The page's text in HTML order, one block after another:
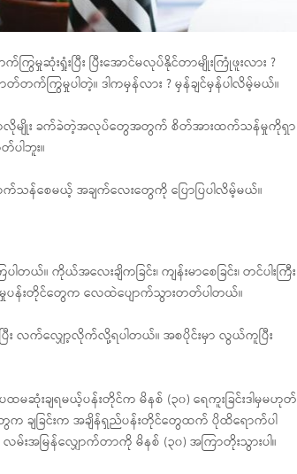
းရှုံးပြီး ပြီးအောင်မလုပ်နိုင်တာမျိုးကြုံဖူးလား ?
ကြွမှုပါတဲ့။ ဒါကမှန်လား ? မှန်ချင်မှန်ပါလိမ့်မယ်။
ပ်တာလိုမျိုး ခက်ခဲတဲ့အလုပ်တွေအတွက် စိတ်အားထက်သန်မှုကိုရှာ
ါဘူး။
န်စေမယ့် အချက်လေးတွေကို ပြောပြပါလိမ့်မယ်။
ကိုယ်အလေးချိကခြင်း၊ ကျန်းမာစေခြင်း၊ တင်ပါးကြီး
မ်းမှုပန်းတိုင်တွေက လေထဲပျောက်သွားတတ်ပါတယ်။
း လက်လျှော့လိုက်လို့ရပါတယ်။ အစပိုင်းမှာ လွယ်ကူပြီး
ဆုံးချရမယ့်ပန်းတိုင်က မိနစ် (၃၀) ရေကူးခြင်းဒါမှမဟုတ်
ေက ချခြင်းက အချိန်ရှည်ပန်းတိုင်တွေထက် ပိုထိရောက်ပါ
အမြန်လျှောက်တာကို မိနစ် (၃၀) အကြာတိုးသွားပါ။